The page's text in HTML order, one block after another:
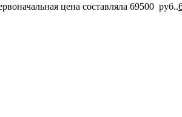
цена составляла 69500 руб..